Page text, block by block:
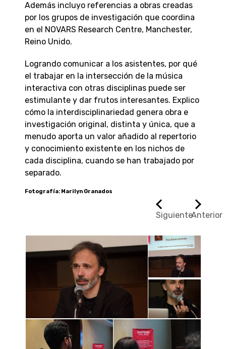
Además incluyo referencias a obras creadas
por los grupos de investigación que coordina
en el NOVARS Research Centre, Manchester,
Reino Unido.
Logrando comunicar a los asistentes, por qué
el trabajar en la intersección de la música
interactiva con otras disciplinas puede ser
estimulante y dar frutos interesantes. Explico
cómo la interdisciplinariedad genera obra e
investigación original, distinta y única, que a
menudo aporta un valor añadido al repertorio
y conocimiento existente en los nichos de
cada disciplina, cuando se han trabajado por
separado.
Fotografía: Marilyn Granados
Anterior
Siguiente